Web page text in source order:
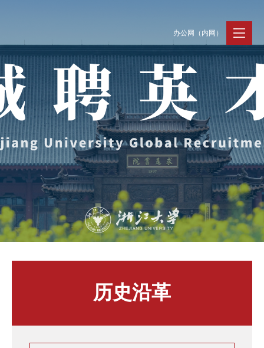
办公网（内网）
聚贤纳才
Jobs @ ZJU
招聘公告
加入我们
走进浙大
Discover ZJU
浙大简况
人才队伍
人才动态
News and Events
新闻速递
人才风采
事业发展
Careers @ ZJU
支持保障
Work and Life
住房资源
历史沿革